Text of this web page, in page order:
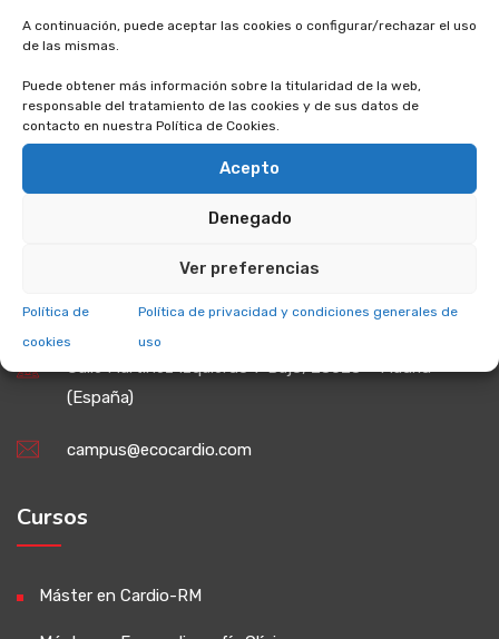
A continuación, puede aceptar las cookies o configurar/rechazar el uso
de las mismas.
Puede obtener más información sobre la titularidad de la web,
responsable del tratamiento de las cookies y de sus datos de
contacto en nuestra Política de Cookies.
Acepto
Denegado
Ver preferencias
Política de
cookies
Política de privacidad y condiciones generales de
uso
de complejidad, utilizando los recursos más actuales que
sanitaria
Calle Martinez Izquierdo 7 Bajo, 28028 – Madrid
(España)
campus@ecocardio.com
Cursos
Máster en Cardio-RM